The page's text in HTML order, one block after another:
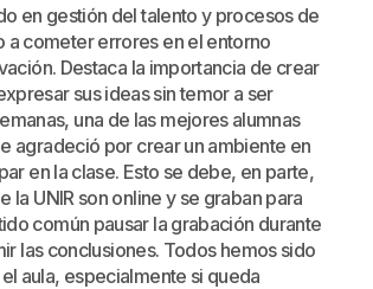
en gestión del talento y procesos de
a cometer errores en el entorno
Destaca la importancia de crear
sus ideas sin temor a ser
una de las mejores alumnas
agradeció por crear un ambiente en
en la clase. Esto se debe, en parte,
la UNIR son online y se graban para
común pausar la grabación durante
las conclusiones. Todos hemos sido
aula, especialmente si queda